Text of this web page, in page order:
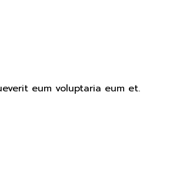
eum voluptaria eum et.